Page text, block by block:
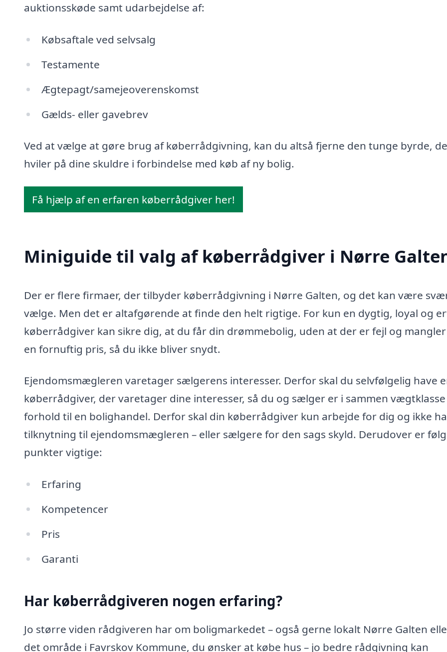
auktionsskøde samt udarbejdelse af:
Købsaftale ved selvsalg
Testamente
Ægtepagt/samejeoverenskomst
Gælds- eller gavebrev
Ved at vælge at gøre brug af køberrådgivning, kan du altså fjerne den tunge byrde,
hviler på dine skuldre i forbindelse med køb af ny bolig.
Få hjælp af en erfaren køberrådgiver her!
Miniguide til valg af køberrådgiver i Nørre
Der er flere firmaer, der tilbyder køberrådgivning i Nørre Galten, og det kan være
vælge. Men det er altafgørende at finde den helt rigtige. For kun en dygtig, loyal og
køberrådgiver kan sikre dig, at du får din drømmebolig, uden at der er fejl og
en fornuftig pris, så du ikke bliver snydt.
Ejendomsmægleren varetager sælgerens interesser. Derfor skal du selvfølgelig have
køberrådgiver, der varetager dine interesser, så du og sælger er i sammen
forhold til en bolighandel. Derfor skal din køberrådgiver kun arbejde for dig og ikke
tilknytning til ejendomsmægleren – eller sælgere for den sags skyld. Derudover er
punkter vigtige:
Erfaring
Kompetencer
Pris
Garanti
Har køberrådgiveren nogen erfaring?
Jo større viden rådgiveren har om boligmarkedet – også gerne lokalt Nørre Galten
det område i Favrskov Kommune, du ønsker at købe hus – jo bedre rådgivning kan